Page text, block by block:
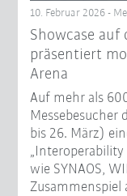
10. Februar 2026 -
Showcase auf
präsentiert
Arena
Auf mehr als
Messebesucher
bis 26. März)
„Interoperability
wie SYNAOS,
Zusammenspiel